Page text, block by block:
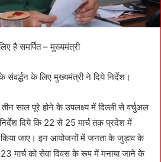
है समर्पित – मुख्यमंत्री
के लिए मुख्यमंत्री ने दिये निर्देश।
साल पूरे होने के उपलक्ष्य में दिल्ली से वर्चुअल
दिये कि 22 से 25 मार्च तक प्रदेश में
किया जाए। इन आयोजनों में जनता के जुड़ाव के
मार्च को सेवा दिवस के रूप में मनाया जाने के